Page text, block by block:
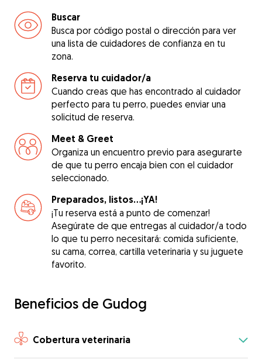
Buscar
Busca por código postal o dirección para ver
una lista de cuidadores de confianza en tu
zona.
Reserva tu cuidador/a
Cuando creas que has encontrado al cuidador
perfecto para tu perro, puedes enviar una
solicitud de reserva.
Meet & Greet
Organiza un encuentro previo para asegurarte
de que tu perro encaja bien con el cuidador
seleccionado.
Preparados, listos...¡YA!
¡Tu reserva está a punto de comenzar!
Asegúrate de que entregas al cuidador/a todo
lo que tu perro necesitará: comida suficiente,
su cama, correa, cartilla veterinaria y su juguete
favorito.
Beneficios de Gudog
Cobertura veterinaria